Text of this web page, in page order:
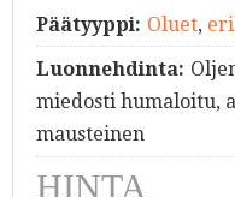
Päätyyppi: Oluet,
Luonnehdinta:
miedosti humaloitu,
mausteinen
HINTA